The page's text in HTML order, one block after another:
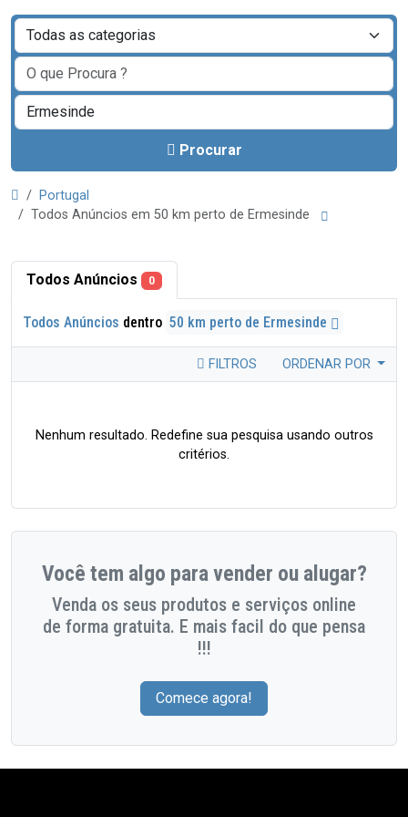
Procurar
Portugal
Todos Anúncios em 50 km perto de Ermesinde
Todos Anúncios 0
Todos Anúncios dentro 50 km perto de Ermesinde
FILTROS ORDENAR POR
Nenhum resultado. Redefine sua pesquisa usando outros
critérios.
Você tem algo para vender ou alugar?
Venda os seus produtos e serviços online
de forma gratuita. E mais facil do que pensa
!!!
Comece agora!